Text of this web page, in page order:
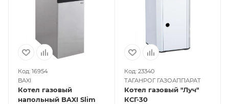
Код: 16954
BAXI
Котел газовый
напольный BAXI Slim
Код: 23340
ТАГАНРОГ ГАЗОАППАРАТ
Котел газовый "Луч"
КСГ-30